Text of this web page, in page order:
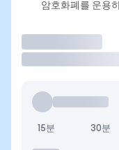
암호화폐를 운용
15분 30분